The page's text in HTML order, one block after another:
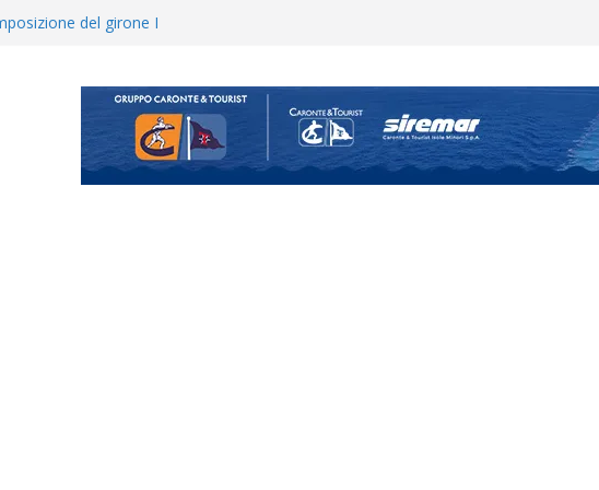
del girone I
chiama questa piazza non
Tourè è un nuovo
colpo per il reparto arretrato: